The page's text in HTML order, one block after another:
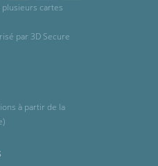
plusieurs cartes
par 3D Secure
à partir de la